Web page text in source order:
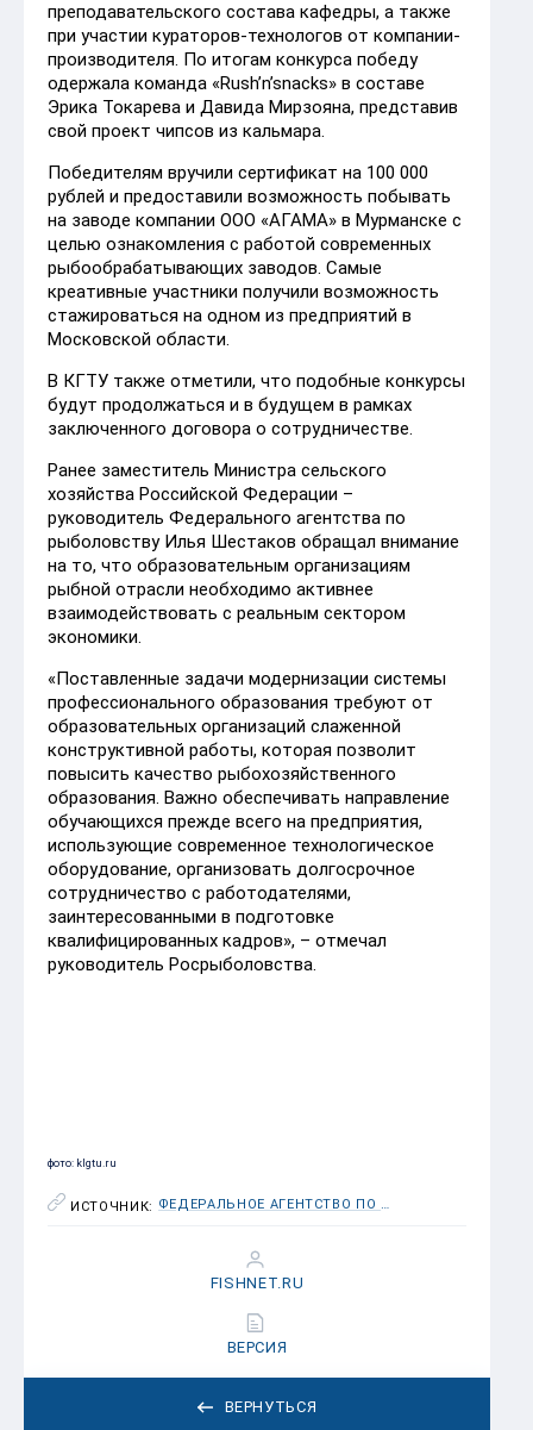
преподавательского состава кафедры, а также
при участии кураторов-технологов от компании-
производителя. По итогам конкурса победу
одержала команда «Rush’n’snacks» в составе
Эрика Токарева и Давида Мирзояна, представив
свой проект чипсов из кальмара.
Победителям вручили сертификат на 100 000
рублей и предоставили возможность побывать
на заводе компании ООО «АГАМА» в Мурманске с
целью ознакомления с работой современных
рыбообрабатывающих заводов. Самые
креативные участники получили возможность
стажироваться на одном из предприятий в
Московской области.
В КГТУ также отметили, что подобные конкурсы
будут продолжаться и в будущем в рамках
заключенного договора о сотрудничестве.
Ранее заместитель Министра сельского
хозяйства Российской Федерации –
руководитель Федерального агентства по
рыболовству Илья Шестаков обращал внимание
на то, что образовательным организациям
рыбной отрасли необходимо активнее
взаимодействовать с реальным сектором
экономики.
«Поставленные задачи модернизации системы
профессионального образования требуют от
образовательных организаций слаженной
конструктивной работы, которая позволит
повысить качество рыбохозяйственного
образования. Важно обеспечивать направление
обучающихся прежде всего на предприятия,
использующие современное технологическое
оборудование, организовать долгосрочное
сотрудничество с работодателями,
заинтересованными в подготовке
квалифицированных кадров», – отмечал
руководитель Росрыболовства.
фото: klgtu.ru
ИСТОЧНИК: ФЕДЕРАЛЬНОЕ АГЕНТСТВО ПО РЫБОЛОВСТВУ (РОСРЫБОЛОВСТВО)
ВЕРНУТЬСЯ
FISHNET.RU
ВЕРСИЯ